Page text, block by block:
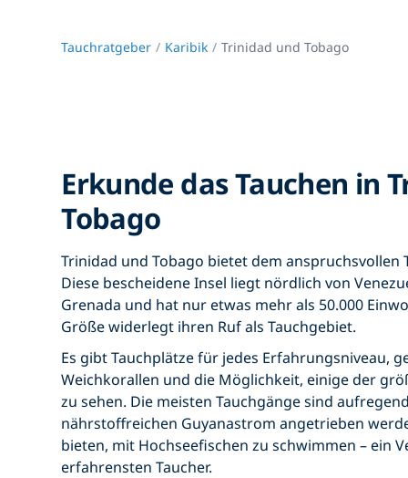
Tauchratgeber Karibik Trinidad und Tobago
Erkunde das Tauchen in
Tobago
Trinidad und Tobago bietet dem anspruchsvollen
Diese bescheidene Insel liegt nördlich von
Grenada und hat nur etwas mehr als 50.000
Größe widerlegt ihren Ruf als Tauchgebiet.
Es gibt Tauchplätze für jedes Erfahrungsniveau,
Weichkorallen und die Möglichkeit, einige der
zu sehen. Die meisten Tauchgänge sind
nährstoffreichen Guyanastrom angetrieben
bieten, mit Hochseefischen zu schwimmen – ein
erfahrensten Taucher.